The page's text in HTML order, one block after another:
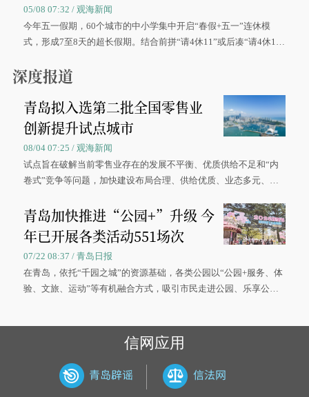
05/08 07:32 / 观海新闻
今年五一假期，60个城市的中小学集中开启“春假+五一”连休模
式，形成7至8天的超长假期。结合前拼“请4休11”或后凑“请4休1
深度报道
青岛拟入选第二批全国零售业
创新提升试点城市
08/04 07:25 / 观海新闻
试点旨在破解当前零售业存在的发展不平衡、优质供给不足和“内
卷式”竞争等问题，加快建设布局合理、供给优质、业态多元、智
青岛加快推进“公园+”升级 今
年已开展各类活动551场次
07/22 08:37 / 青岛日报
在青岛，依托“千园之城”的资源基础，各类公园以“公园+服务、体
验、文旅、运动”等有机融合方式，吸引市民走进公园、乐享公
信网应用